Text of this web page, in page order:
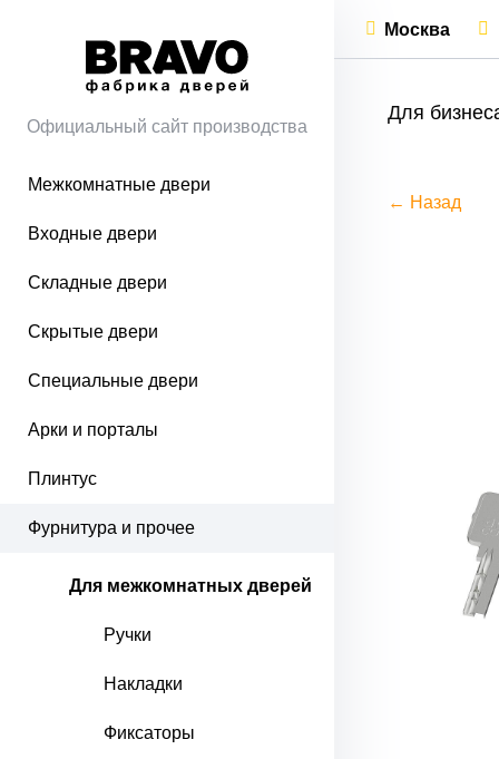
Официальный сайт производства
Межкомнатные двери
Входные двери
Складные двери
Скрытые двери
Специальные двери
Арки и порталы
Плинтус
Фурнитура и прочее
Для межкомнатных дверей
Ручки
Накладки
Фиксаторы
Москва
Для
← Назад